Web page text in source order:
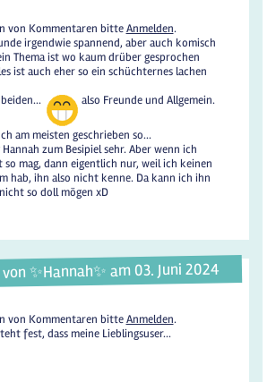
von Kommentaren bitteAnmelden.
irgendwie spannend, aber auch komisch
Thema ist wo kaum drüber gesprochen
ist auch eher so ein schüchternes lachen
also Freunde und Allgemein.
am meisten geschrieben so...
zum Besipiel sehr. Aber wenn ich
so mag, dann eigentlich nur, weil ich keinen
hab, ihn also nicht kenne. Da kann ich ihn
so doll mögen xD
✨️Hannah✨️ am 03. Juni 2024
von Kommentaren bitteAnmelden.
fest, dass meine Lieblingsuser...